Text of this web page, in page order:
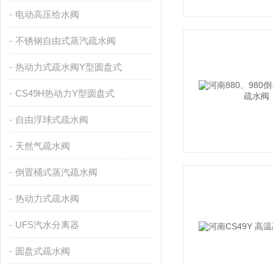
电动高压给水阀
不锈钢自由式蒸汽疏水阀
热动力式疏水阀Y型圆盘式
CS49H热动力Y型圆盘式
自由浮球式疏水阀
天然气疏水阀
倒置桶式蒸汽疏水阀
热动力式疏水阀
UFS汽水分离器
圆盘式疏水阀